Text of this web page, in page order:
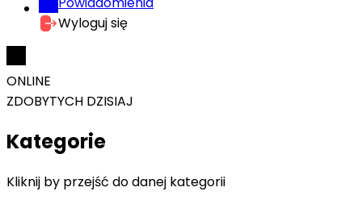
Wyloguj się
ONLINE
ZDOBYTYCH DZISIAJ
Kategorie
Kliknij by przejść do danej kategorii